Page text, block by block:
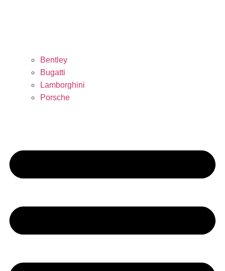
Bentley
Bugatti
Lamborghini
Porsche